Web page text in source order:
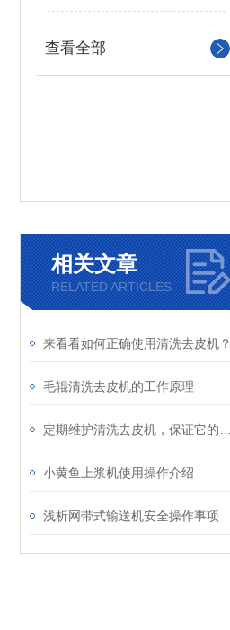
查看全部
相关文章
RELATED ARTICLES
来看看如何正确使用清洗去皮机？
毛辊清洗去皮机的工作原理
小黄鱼上浆机使用操作介绍
浅析网带式输送机安全操作事项